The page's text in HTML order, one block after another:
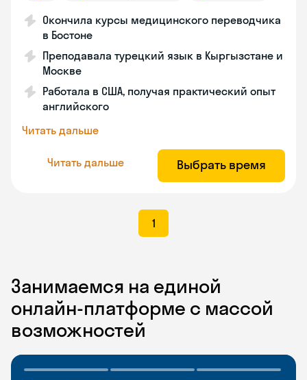
Окончила курсы медицинского переводчика
в Бостоне
Преподавала турецкий язык в Кыргызстане и
Москве
Работала в США, получая практический опыт
английского
Читать дальше
Читать дальше Выбрать время
1
Занимаемся на единой
онлайн-платформе с массой
возможностей